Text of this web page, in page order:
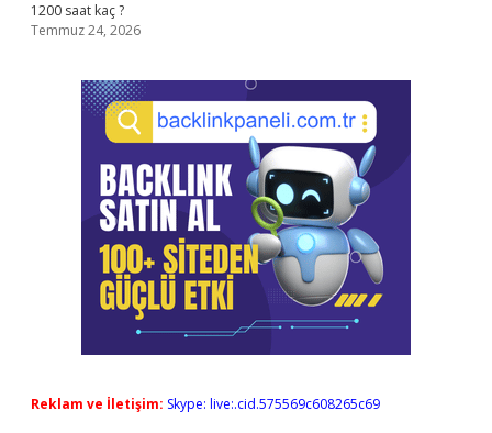
1200 saat kaç ?
Temmuz 24, 2026
Reklam ve İletişim: Skype: live:.cid.575569c608265c69